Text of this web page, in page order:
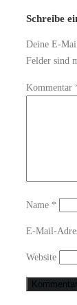
Schreibe
Deine E-
Felder sind
Kommentar
Name *
E-Mail-
Website